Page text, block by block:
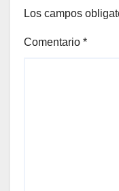
Los campos
Comentario *